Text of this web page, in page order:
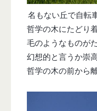
名もない丘で自転
哲学の木にたどり
毛のようなものが
幻想的と言うか崇
哲学の木の前から